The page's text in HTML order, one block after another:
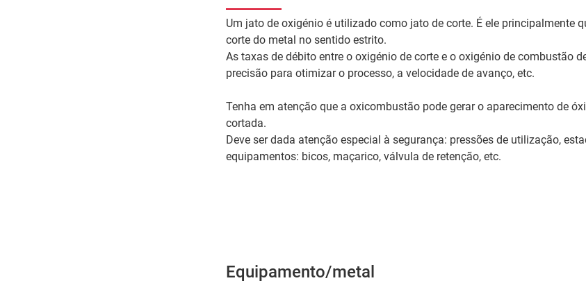
Um jato de oxigénio é utilizado como jato de corte. É ele principalmente
corte do metal no sentido estrito.
As taxas de débito entre o oxigénio de corte e o oxigénio de combustão
precisão para otimizar o processo, a velocidade de avanço, etc.
Tenha em atenção que a oxicombustão pode gerar o aparecimento de
cortada.
Deve ser dada atenção especial à segurança: pressões de utilização,
equipamentos: bicos, maçarico, válvula de retenção, etc.
Equipamento/metal